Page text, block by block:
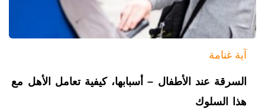
آية غنامة
السرقة عند الأطفال – أسبابها، كيفية تعامل الأهل مع
هذا السلوك